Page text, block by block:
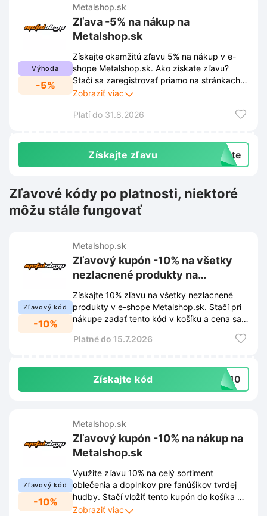
Výhoda
-5%
Metalshop.sk
Zľava -5% na nákup na
Metalshop.sk
Získajte okamžitú zľavu 5% na nákup v e-
shope Metalshop.sk. Ako získate zľavu?
Stačí sa zaregistrovať priamo na stránkach
Metalshop.sk. Po úspešnej registrácii sa vám
košíku.
Zobraziť viac
Platí do 31.8.2026
Získajte zľavu exte
Zľavové kódy po platnosti, niektoré
môžu stále fungovať
Zľavový kód
-10%
Metalshop.sk
Zľavový kupón -10% na všetky
nezlacnené produkty na
Metalshop.sk
Získajte 10% zľavu na všetky nezlacnené
produkty v e-shope Metalshop.sk. Stačí pri
nákupe zadať tento kód v košíku a cena sa
Platné do 15.7.2026
Získajte kód 7010
Zľavový kód
-10%
Metalshop.sk
Zľavový kupón -10% na nákup na
Metalshop.sk
Využite zľavu 10% na celý sortiment
oblečenia a doplnkov pre fanúšikov tvrdej
hudby. Stačí vložiť tento kupón do košíka pri
dokončovaní objednávky na Metalshop.sk.
Zobraziť viac